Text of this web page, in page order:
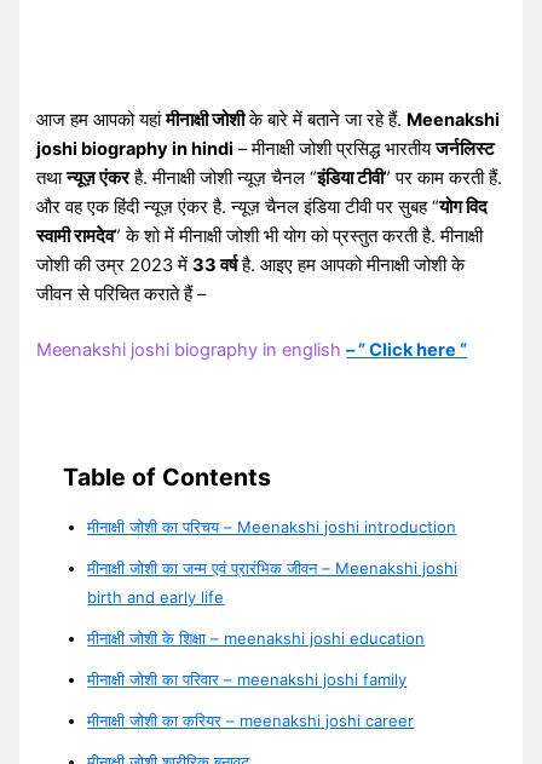
आज हम आपको यहांमीनाक्षी जोशीके बारे में बताने जा रहे हैं. Meenakshi
joshi biography in hindi – मीनाक्षी जोशी प्रसिद्ध भारतीयजर्नलिस्ट
तथान्यूज़ एंकरहै. मीनाक्षी जोशी न्यूज़ चैनल “इंडिया टीवी” पर काम करती हैं.
और वह एक हिंदी न्यूज़ एंकर है. न्यूज़ चैनल इंडिया टीवी पर सुबह “योग विद
स्वामी रामदेव” के शो में मीनाक्षी जोशी भी योग को प्रस्तुत करती है. मीनाक्षी
जोशी की उम्र 2023 में33 वर्षहै. आइए हम आपको मीनाक्षी जोशी के
जीवन से परिचित कराते हैं –
Meenakshi joshi biography in english– ” Click here “
Table of Contents
मीनाक्षी जोशी का परिचय – Meenakshi joshi introduction
मीनाक्षी जोशी का जन्म एवं प्रारंभिक जीवन – Meenakshi joshi
birth and early life
मीनाक्षी जोशी के शिक्षा – meenakshi joshi education
मीनाक्षी जोशी का परिवार – meenakshi joshi family
मीनाक्षी जोशी का करियर – meenakshi joshi career